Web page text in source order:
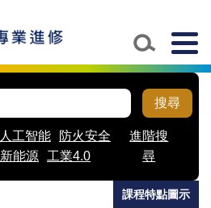
搜尋
人工智能
防火安全
新能源 工業4.0
進階搜
尋
課程特點圖示